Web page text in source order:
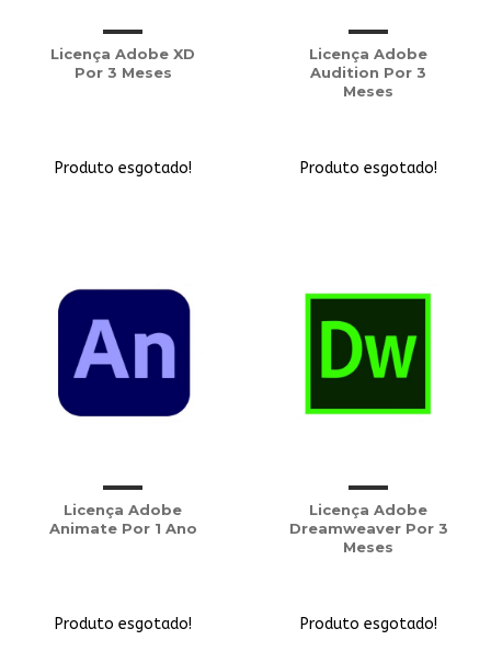
Licença Adobe XD
Por 3 Meses
Produto esgotado!
Licença Adobe
Audition Por 3
Meses
Produto esgotado!
Licença Adobe
Animate Por 1 Ano
Produto esgotado!
Licença Adobe
Dreamweaver Por 3
Meses
Produto esgotado!